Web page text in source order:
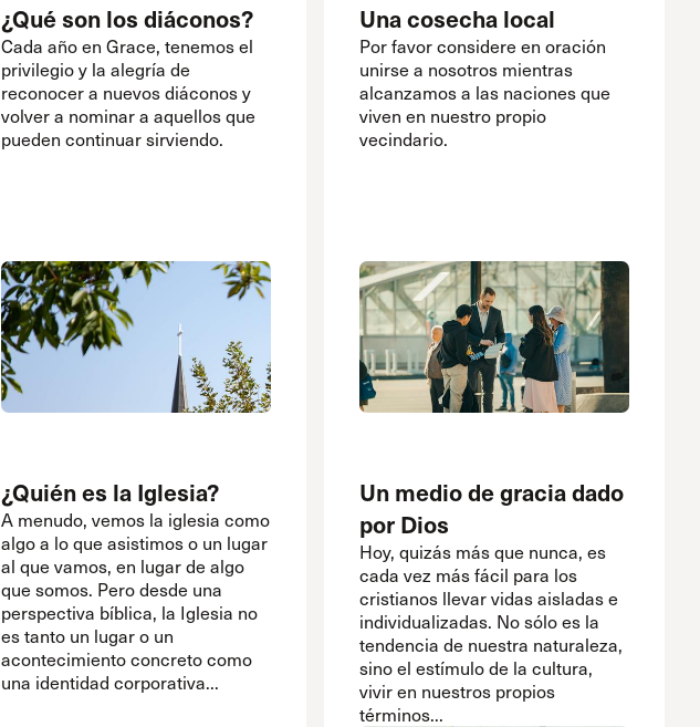
¿Qué son los diáconos?
Cada año en Grace, tenemos el
privilegio y la alegría de
reconocer a nuevos diáconos y
volver a nominar a aquellos que
pueden continuar sirviendo.
Una cosecha local
Por favor considere en oración
unirse a nosotros mientras
alcanzamos a las naciones que
viven en nuestro propio
vecindario.
¿Quién es la Iglesia?
A menudo, vemos la iglesia como
algo a lo que asistimos o un lugar
al que vamos, en lugar de algo
que somos. Pero desde una
perspectiva bíblica, la Iglesia no
es tanto un lugar o un
acontecimiento concreto como
una identidad corporativa...
Un medio de gracia dado
por Dios
Hoy, quizás más que nunca, es
cada vez más fácil para los
cristianos llevar vidas aisladas e
individualizadas. No sólo es la
tendencia de nuestra naturaleza,
sino el estímulo de la cultura,
vivir en nuestros propios
términos...